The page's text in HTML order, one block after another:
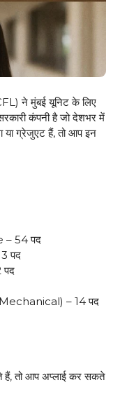
ने मुंबई यूनिट के लिए
कंपनी है जो देशभर में
या ग्रेजुएट हैं, तो आप इन
54 पद
पद
– 14 पद
हैं, तो आप अप्लाई कर सकते